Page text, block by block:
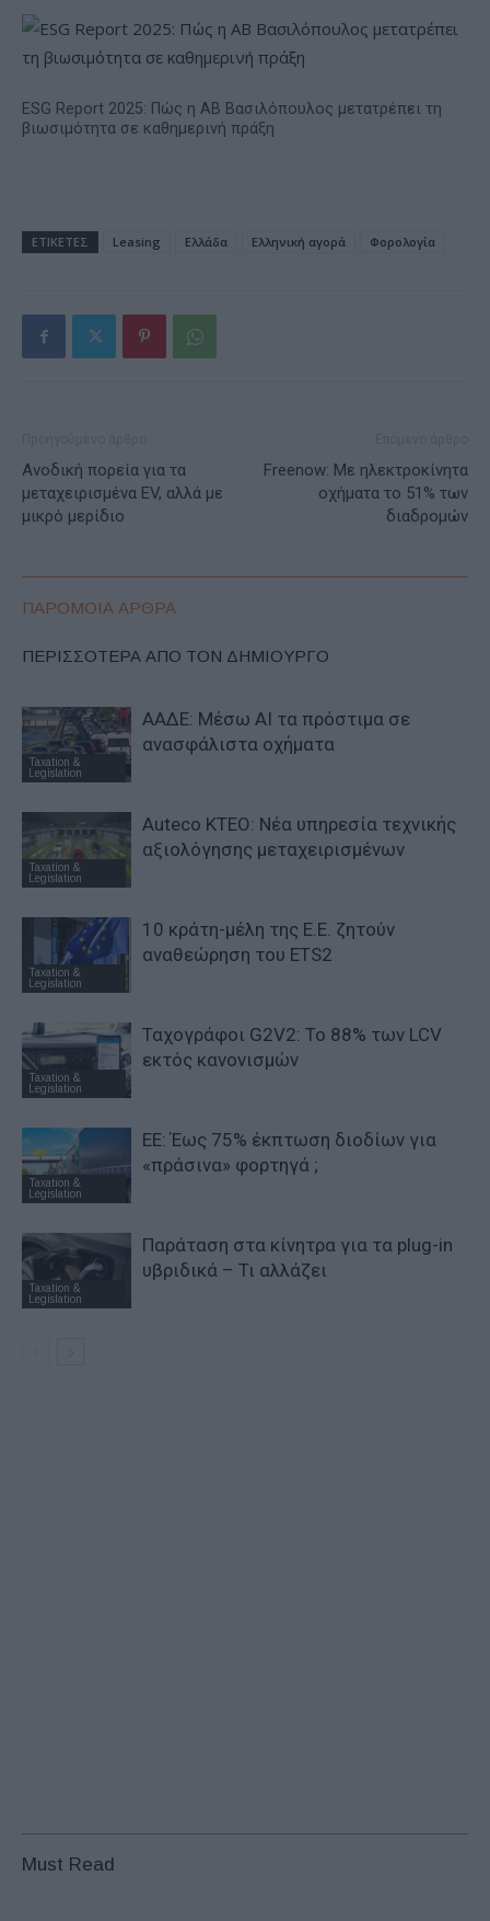
ESG Report 2025: Πώς η ΑΒ Βασιλόπουλος μετατρέπει τη
βιωσιμότητα σε καθημερινή πράξη
ΕΤΙΚΕΤΕΣ Leasing Ελλάδα Ελληνική αγορά Φορολογία
Aνοδική πορεία για τα
μεταχειρισμένα EV, αλλά με
μικρό μερίδιο
Freenow: Με ηλεκτροκίνητα
οχήματα το 51% των
διαδρομών
ΠΑΡΟΜΟΙΑ ΑΡΘΡΑ
ΠΕΡΙΣΣΟΤΕΡΑ ΑΠΟ ΤΟΝ ΔΗΜΙΟΥΡΓΟ
Taxation &
Legislation
ΑΑΔΕ: Μέσω ΑΙ τα πρόστιμα σε
ανασφάλιστα οχήματα
Taxation &
Legislation
Auteco KTEO: Νέα υπηρεσία τεχνικής
αξιολόγησης μεταχειρισμένων
Taxation &
Legislation
10 κράτη-μέλη της Ε.Ε. ζητούν
αναθεώρηση του ETS2
Taxation &
Legislation
Ταχογράφοι G2V2: Το 88% των LCV
εκτός κανονισμών
Taxation &
Legislation
ΕΕ: Έως 75% έκπτωση διοδίων για
«πράσινα» φορτηγά ;
Taxation &
Legislation
Παράταση στα κίνητρα για τα plug-in
υβριδικά – Τι αλλάζει
Must Read